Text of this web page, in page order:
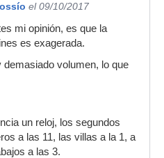
el 09/10/2017
mi opinión, es que la
es exagerada.
demasiado volumen, lo que
un reloj, los segundos
a las 11, las villas a la 1, a
a las 3.